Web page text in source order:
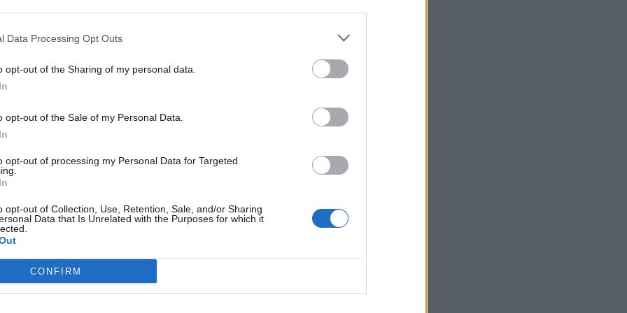
Data Processing Opt Outs
opt-out of the Sharing of my personal data.
opt-out of the Sale of my Personal Data.
opt-out of processing my Personal Data for Targeted
opt-out of Collection, Use, Retention, Sale, and/or Sharing
Data that Is Unrelated with the Purposes for which it
CONFIRM
του θα βρίσκεται στην εκκλησία μισή ώρα νωρίτερα.
για
αδιέξοδος – Δεν έχω
μιλήσει με τον Τσίπρα
3 Ιουνίου, 2026